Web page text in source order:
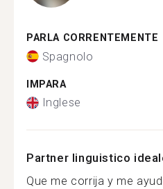
PARLA CORRENTEMENTE
Spagnolo
IMPARA
Inglese
Partner linguistico
Que me corrija y me